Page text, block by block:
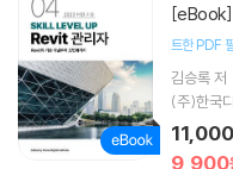
[eBook]
트한 PDF
김승록 저
(주)한국
9,900
11,000